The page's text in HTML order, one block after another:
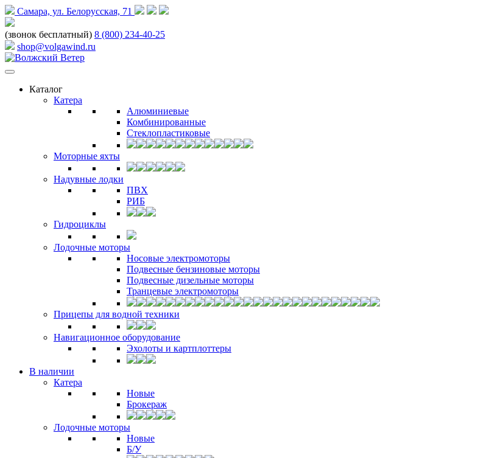
Самара, ул. Белорусская, 71
(звонок бесплатный) 8 (800) 234-40-25
shop@volgawind.ru
Каталог
Катера
Алюминиевые
Комбинированные
Стеклопластиковые
Моторные яхты
Надувные лодки
ПВХ
РИБ
Гидроциклы
Лодочные моторы
Носовые электромоторы
Подвесные бензиновые моторы
Подвесные дизельные моторы
Транцевые электромоторы
Прицепы для водной техники
Навигационное оборудование
Эхолоты и картплоттеры
В наличии
Катера
Новые
Брокераж
Лодочные моторы
Новые
Б/У